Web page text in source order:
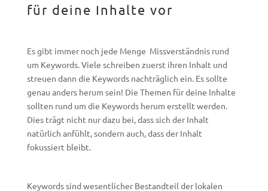
für deine Inhalte vor
Es gibt immer noch jede Menge Missverständnis rund
um Keywords. Viele schreiben zuerst ihren Inhalt und
streuen dann die Keywords nachträglich ein. Es sollte
genau anders herum sein! Die Themen für deine Inhalte
sollten rund um die Keywords herum erstellt werden.
Dies trägt nicht nur dazu bei, dass sich der Inhalt
natürlich anfühlt, sondern auch, dass der Inhalt
fokussiert bleibt.
Keywords sind wesentlicher Bestandteil der lokalen